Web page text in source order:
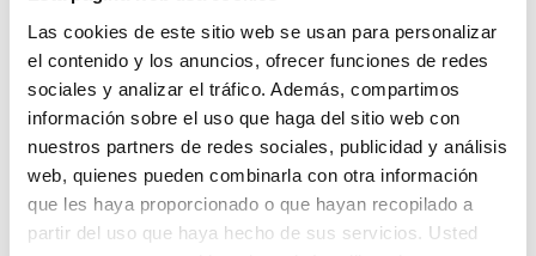
Las cookies de este sitio web se usan para personalizar
el contenido y los anuncios, ofrecer funciones de redes
sociales y analizar el tráfico. Además, compartimos
información sobre el uso que haga del sitio web con
nuestros partners de redes sociales, publicidad y análisis
web, quienes pueden combinarla con otra información
que les haya proporcionado o que hayan recopilado a
partir del uso que haya hecho de sus servicios. Usted